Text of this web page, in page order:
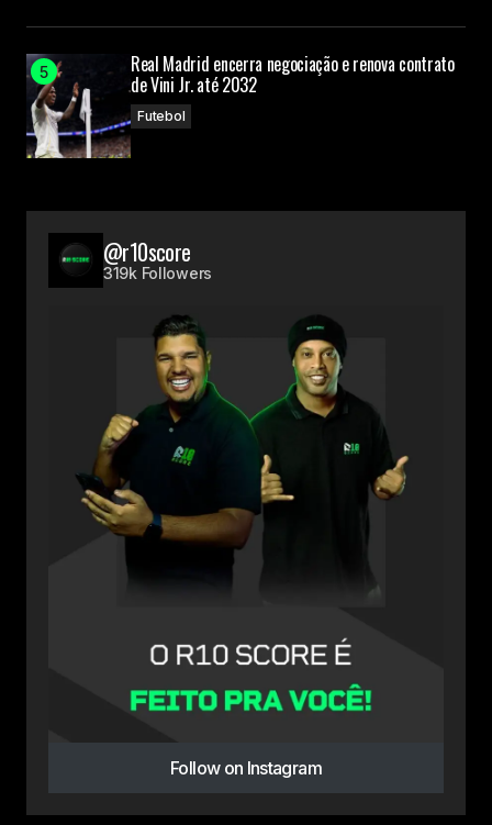
Real Madrid encerra negociação e renova contrato
de Vini Jr. até 2032
Futebol
@r10score
319k Followers
Follow on Instagram